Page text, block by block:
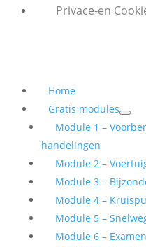
Privace-en
Home
Gratis modules
Module 1 –
handelingen
Module 2 –
Module 3 –
Module 4 –
Module 5 –
Module 6 –